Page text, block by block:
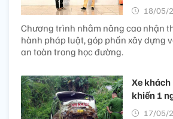
18/05/
Chương trình nhằm nâng cao nhận
hành pháp luật, góp phần xây dựng
an toàn trong học đường.
Xe
khiến 1
17/05/